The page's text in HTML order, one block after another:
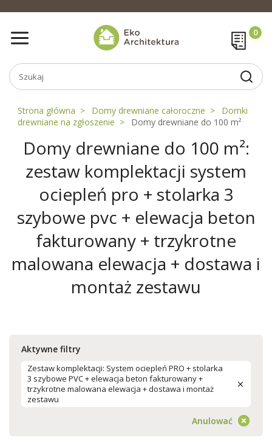
Strona główna Domy drewniane całoroczne
Domki
drewniane na zgłoszenie
Domy drewniane do 100 m²
Domy drewniane do 100 m²:
zestaw komplektacji system
ociepleń pro + stolarka 3
szybowe pvc + elewacja beton
fakturowany + trzykrotne
malowana elewacja + dostawa i
montaż zestawu
Aktywne filtry
Zestaw komplektacji: System ociepleń PRO + stolarka
3 szybowe PVC + elewacja beton fakturowany +
trzykrotne malowana elewacja + dostawa i montaż
zestawu
Anulować